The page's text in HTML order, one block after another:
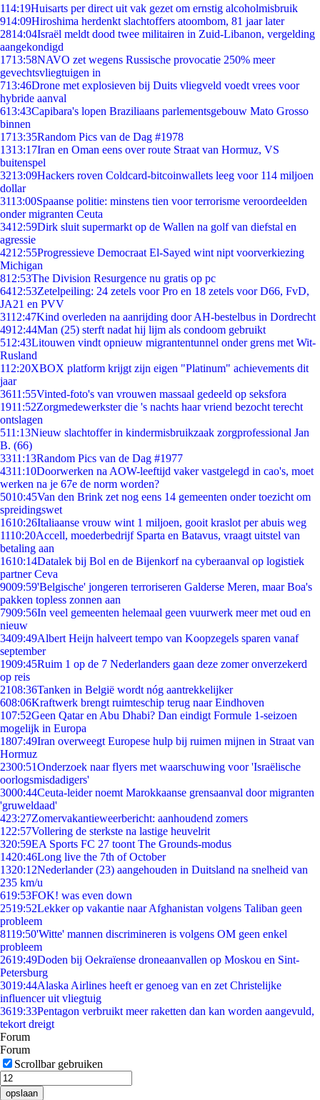
114:19Huisarts per direct uit vak gezet om ernstig alcoholmisbruik
914:09Hiroshima herdenkt slachtoffers atoombom, 81 jaar later
2814:04Israël meldt dood twee militairen in Zuid-Libanon, vergelding
aangekondigd
1713:58NAVO zet wegens Russische provocatie 250% meer
gevechtsvliegtuigen in
713:46Drone met explosieven bij Duits vliegveld voedt vrees voor
hybride aanval
613:43Capibara's lopen Braziliaans parlementsgebouw Mato Grosso
binnen
1713:35Random Pics van de Dag #1978
1313:17Iran en Oman eens over route Straat van Hormuz, VS
buitenspel
3213:09Hackers roven Coldcard-bitcoinwallets leeg voor 114 miljoen
dollar
3113:00Spaanse politie: minstens tien voor terrorisme veroordeelden
onder migranten Ceuta
3412:59Dirk sluit supermarkt op de Wallen na golf van diefstal en
agressie
4212:55Progressieve Democraat El-Sayed wint nipt voorverkiezing
Michigan
812:53The Division Resurgence nu gratis op pc
6412:53Zetelpeiling: 24 zetels voor Pro en 18 zetels voor D66, FvD,
JA21 en PVV
3112:47Kind overleden na aanrijding door AH-bestelbus in Dordrecht
4912:44Man (25) sterft nadat hij lijm als condoom gebruikt
512:43Litouwen vindt opnieuw migrantentunnel onder grens met Wit-
Rusland
112:20XBOX platform krijgt zijn eigen "Platinum" achievements dit
jaar
3611:55Vinted-foto's van vrouwen massaal gedeeld op seksfora
1911:52Zorgmedewerkster die 's nachts haar vriend bezocht terecht
ontslagen
511:13Nieuw slachtoffer in kindermisbruikzaak zorgprofessional Jan
B. (66)
3311:13Random Pics van de Dag #1977
4311:10Doorwerken na AOW-leeftijd vaker vastgelegd in cao's, moet
werken na je 67e de norm worden?
5010:45Van den Brink zet nog eens 14 gemeenten onder toezicht om
spreidingswet
1610:26Italiaanse vrouw wint 1 miljoen, gooit kraslot per abuis weg
1110:20Accell, moederbedrijf Sparta en Batavus, vraagt uitstel van
betaling aan
1610:14Datalek bij Bol en de Bijenkorf na cyberaanval op logistiek
partner Ceva
9009:59'Belgische' jongeren terroriseren Galderse Meren, maar Boa's
pakken topless zonnen aan
7909:56In veel gemeenten helemaal geen vuurwerk meer met oud en
nieuw
3409:49Albert Heijn halveert tempo van Koopzegels sparen vanaf
september
1909:45Ruim 1 op de 7 Nederlanders gaan deze zomer onverzekerd
op reis
2108:36Tanken in België wordt nóg aantrekkelijker
608:06Kraftwerk brengt ruimteschip terug naar Eindhoven
107:52Geen Qatar en Abu Dhabi? Dan eindigt Formule 1-seizoen
mogelijk in Europa
1807:49Iran overweegt Europese hulp bij ruimen mijnen in Straat van
Hormuz
2300:51Onderzoek naar flyers met waarschuwing voor 'Israëlische
oorlogsmisdadigers'
3000:44Ceuta-leider noemt Marokkaanse grensaanval door migranten
'gruweldaad'
423:27Zomervakantieweerbericht: aanhoudend zomers
1 22:57Vollering de sterkste na lastige heuvelrit
320:59EA Sports FC 27 toont The Grounds-modus
1420:46Long live the 7th of October
1320:12Nederlander (23) aangehouden in Duitsland na snelheid van
235 km/u
619:53FOK! was even down
2519:52Lekker op vakantie naar Afghanistan volgens Taliban geen
probleem
8119:50'Witte' mannen discrimineren is volgens OM geen enkel
probleem
2619:49Doden bij Oekraïense droneaanvallen op Moskou en Sint-
Petersburg
3019:44Alaska Airlines heeft er genoeg van en zet Christelijke
influencer uit vliegtuig
3619:33Pentagon verbruikt meer raketten dan kan worden aangevuld,
tekort dreigt
Forum
Forum
Scrollbar gebruiken
opslaan